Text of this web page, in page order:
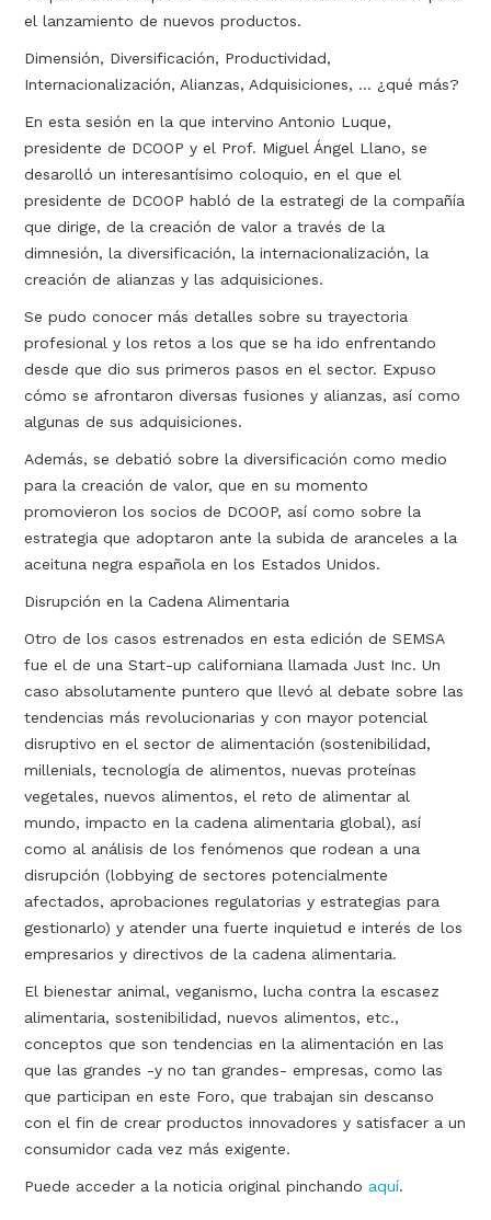
el lanzamiento de nuevos productos.
Dimensión, Diversificación, Productividad,
Internacionalización, Alianzas, Adquisiciones, ... ¿qué más?
En esta sesión en la que intervino Antonio Luque,
presidente de DCOOP y el Prof. Miguel Ángel Llano, se
desarolló un interesantísimo coloquio, en el que el
presidente de DCOOP habló de la estrategi de la compañía
que dirige, de la creación de valor a través de la
dimnesión, la diversificación, la internacionalización, la
creación de alianzas y las adquisiciones.
Se pudo conocer más detalles sobre su trayectoria
profesional y los retos a los que se ha ido enfrentando
desde que dio sus primeros pasos en el sector. Expuso
cómo se afrontaron diversas fusiones y alianzas, así como
algunas de sus adquisiciones.
Además, se debatió sobre la diversificación como medio
para la creación de valor, que en su momento
promovieron los socios de DCOOP, así como sobre la
estrategia que adoptaron ante la subida de aranceles a la
aceituna negra española en los Estados Unidos.
Disrupción en la Cadena Alimentaria
Otro de los casos estrenados en esta edición de SEMSA
fue el de una Start-up californiana llamada Just Inc. Un
caso absolutamente puntero que llevó al debate sobre las
tendencias más revolucionarias y con mayor potencial
disruptivo en el sector de alimentación (sostenibilidad,
millenials, tecnología de alimentos, nuevas proteínas
vegetales, nuevos alimentos, el reto de alimentar al
mundo, impacto en la cadena alimentaria global), así
como al análisis de los fenómenos que rodean a una
disrupción (lobbying de sectores potencialmente
afectados, aprobaciones regulatorias y estrategias para
gestionarlo) y atender una fuerte inquietud e interés de los
empresarios y directivos de la cadena alimentaria.
El bienestar animal, veganismo, lucha contra la escasez
alimentaria, sostenibilidad, nuevos alimentos, etc.,
conceptos que son tendencias en la alimentación en las
que las grandes -y no tan grandes- empresas, como las
que participan en este Foro, que trabajan sin descanso
con el fin de crear productos innovadores y satisfacer a un
consumidor cada vez más exigente.
Puede acceder a la noticia original pinchando aquí.